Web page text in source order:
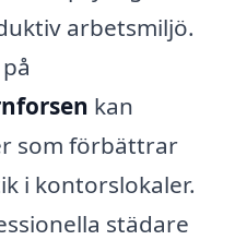
arbetsmiljö.
kan
som förbättrar
i kontorslokaler.
städare